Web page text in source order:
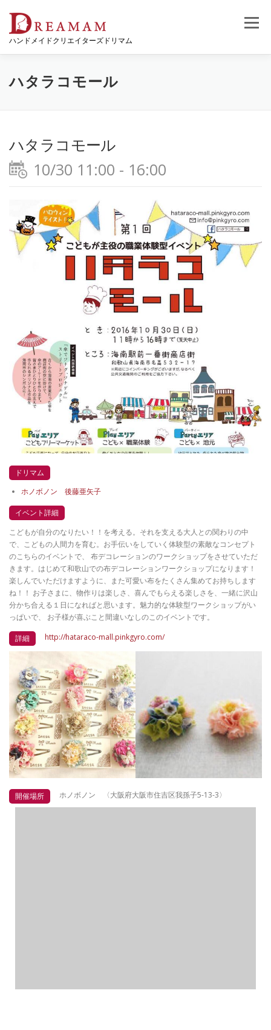
ツ
ハンドメイドクリエイターズドリマム
メニュー
ハタラコモール
ハタラコモール
10/30 11:00 - 16:00
ドリマム
ホノボノン 後藤亜矢子
イベント詳細
こどもが自分のなりたい！！を考える。それを支える大人との関わりの中
で、こどもの人間力を育む。お手伝いをしていく体験型の素敵なコンセプト
のこちらのイベントで、 布デコレーションのワークショップをさせていただ
きます。はじめて和歌山での布デコレーションワークショップになります！
楽しんでいただけますように、また可愛い布をたくさん集めてお持ちします
ね！！ お子さまに、物作りは楽しさ、喜んでもらえる楽しさを、一緒に沢山
分かち合える１日になればと思います。魅力的な体験型ワークショップがい
っぱいで、 お子様が喜ぶこと間違いなしのこのイベントです。
詳細 http://hataraco-mall.pinkgyro.com/
開催場所 ホノボノン 〈大阪府大阪市住吉区我孫子5-13-3〉